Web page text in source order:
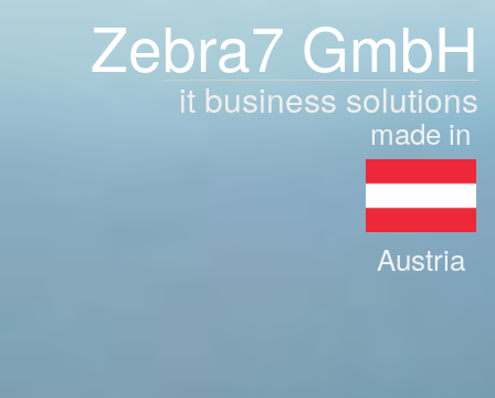
Zebra7 GmbH
it business solutions
made in
Austria